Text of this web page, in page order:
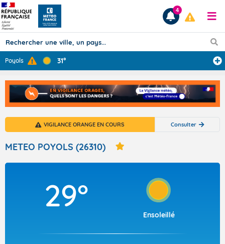
Prévisions
TOUS LES RÉSULTATS
Articles
4
Poyols 31°
VIGILANCE ORANGE EN COURS Consulter
METEO POYOLS (26310)
29°
Ensoleillé